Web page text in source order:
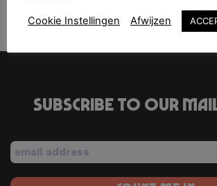
SMÈRRIG Zomerfestival
Subscribe to our
Cookie Instellingen Afwijzen